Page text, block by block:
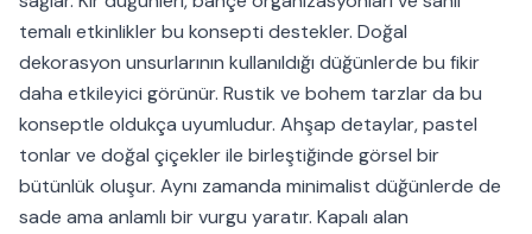
temalı etkinlikler bu konsepti destekler. Doğal
dekorasyon unsurlarının kullanıldığı düğünlerde bu fikir
daha etkileyici görünür. Rustik ve bohem tarzlar da bu
konseptle oldukça uyumludur. Ahşap detaylar, pastel
tonlar ve doğal çiçekler ile birleştiğinde görsel bir
bütünlük oluşur. Aynı zamanda minimalist düğünlerde de
sade ama anlamlı bir vurgu yaratır. Kapalı alan